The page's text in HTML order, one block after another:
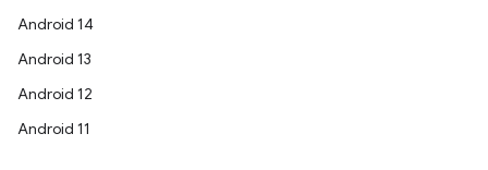
Android 14
Android 13
Android 12
Android 11